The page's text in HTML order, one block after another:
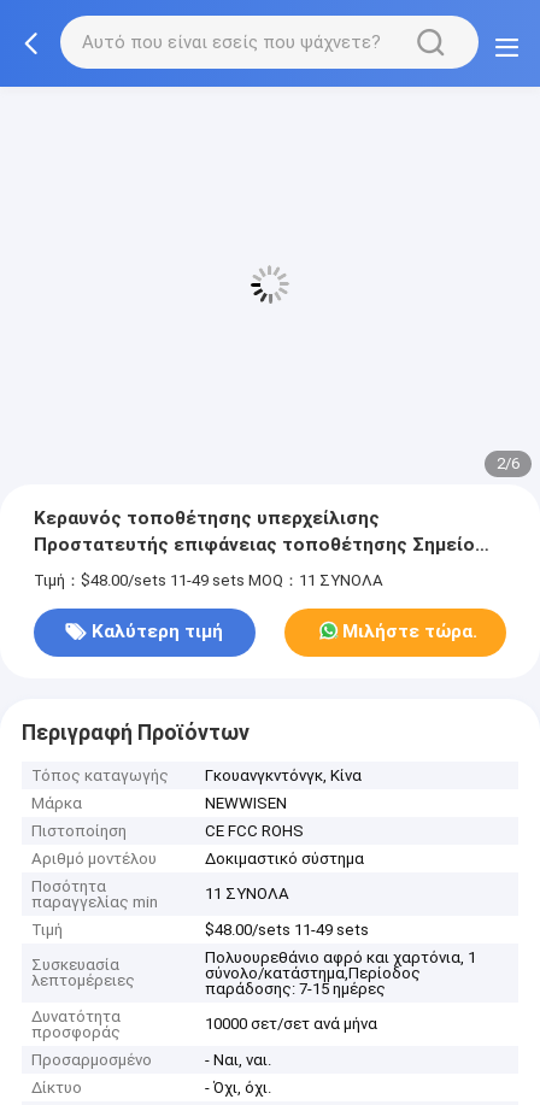
2/6
Κεραυνός τοποθέτησης υπερχείλισης
Προστατευτής επιφάνειας τοποθέτησης Σημείο
παροχής ρεύματος για την άκρη του τραπεζιού
Τιμή：$48.00/sets 11-49 sets MOQ：11 ΣΥΝΟΛΑ
Καλύτερη τιμή Μιλήστε τώρα.
Περιγραφή Προϊόντων
Τόπος καταγωγής
Γκουανγκντόνγκ, Κίνα
Μάρκα
NEWWISEN
Πιστοποίηση
CE FCC ROHS
Αριθμό μοντέλου
Δοκιμαστικό σύστημα
Ποσότητα
παραγγελίας min
11 ΣΥΝΟΛΑ
Τιμή
$48.00/sets 11-49 sets
Συσκευασία
λεπτομέρειες
Πολυουρεθάνιο αφρό και χαρτόνια, 1
σύνολο/κατάστημα,Περίοδος
παράδοσης: 7-15 ημέρες
Δυνατότητα
προσφοράς
10000 σετ/σετ ανά μήνα
Προσαρμοσμένο
- Ναι, ναι.
Δίκτυο
- Όχι, όχι.